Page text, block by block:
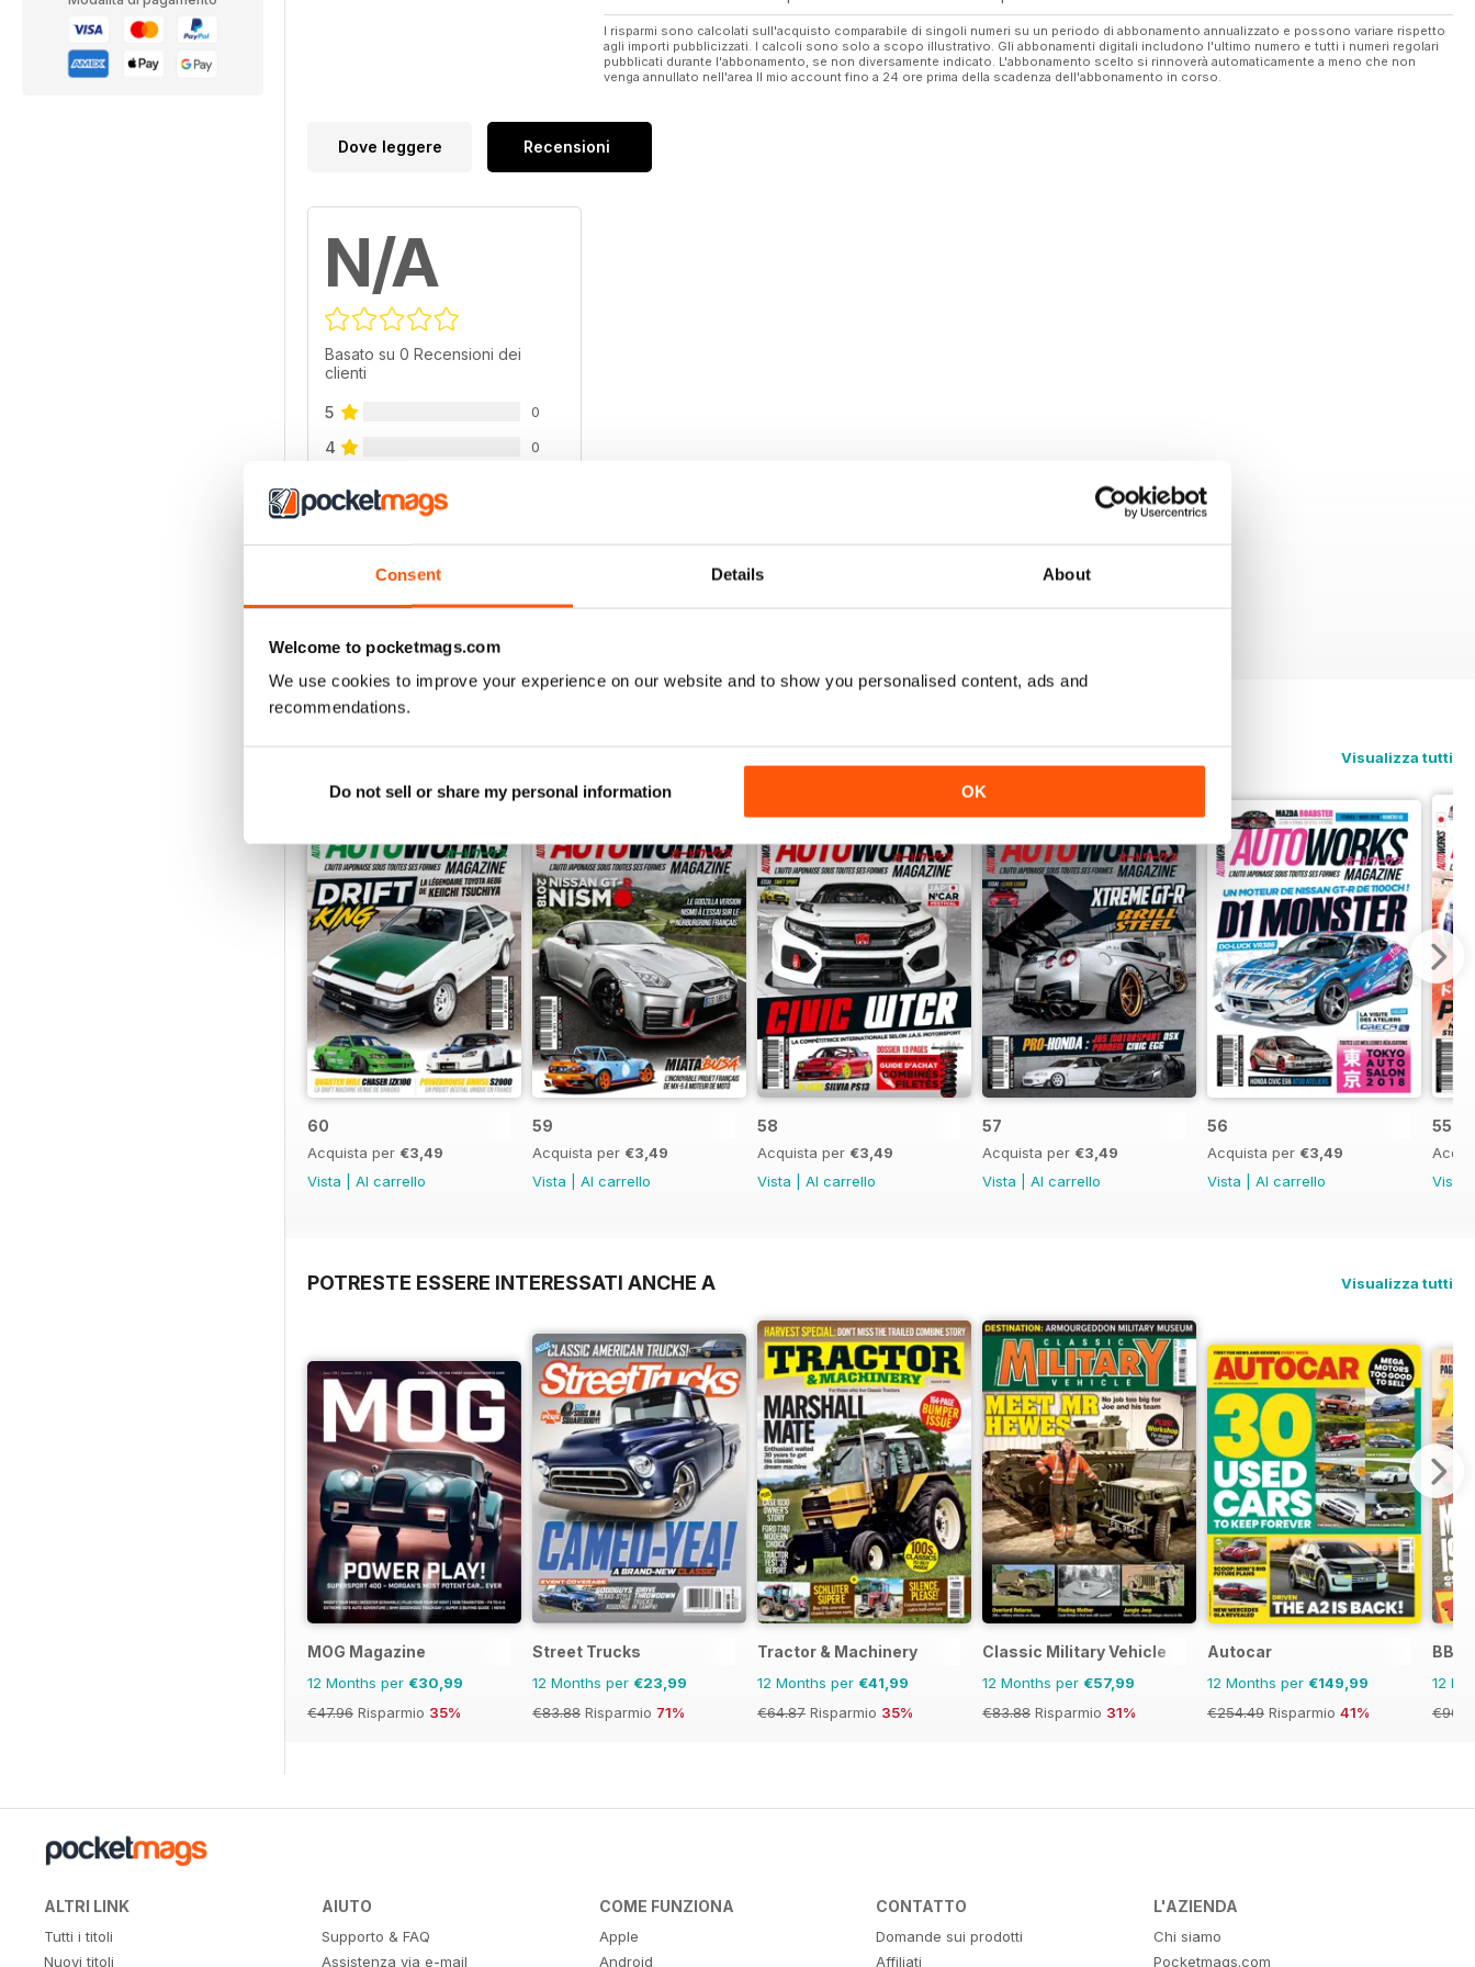
Consent Details About
Welcome to pocketmags.com
We use cookies to improve your experience on our website and to show you personalised content, ads and
recommendations.
Do not sell or share my personal information OK
I risparmi sono calcolati sull'acquisto comparabile di singoli numeri su un periodo di abbonamento annualizzato e possono variare rispetto
agli importi pubblicizzati. I calcoli sono solo a scopo illustrativo. Gli abbonamenti digitali includono l'ultimo numero e tutti i numeri regolari
pubblicati durante l'abbonamento, se non diversamente indicato. L'abbonamento scelto si rinnoverà automaticamente a meno che non
venga annullato nell'area Il mio account fino a 24 ore prima della scadenza dell'abbonamento in corso.
Dove leggere Recensioni
N/A
Basato su 0 Recensioni dei
clienti
5 0
4 0
Visualizza tutti
60
Acquista per €3,49
Vista
Al carrello
59
Acquista per €3,49
Vista
Al carrello
58
Acquista per €3,49
Vista
Al carrello
57
Acquista per €3,49
Vista
Al carrello
56
Acquista per €3,49
Vista
Al carrello
55
Vista
POTRESTE ESSERE INTERESSATI ANCHE A Visualizza tutti
MOG Magazine
12 Months per €30,99
€47.96 Risparmio 35%
Street Trucks
12 Months per €23,99
€83.88 Risparmio 71%
Tractor & Machinery
12 Months per €41,99
€64.87 Risparmio 35%
Classic Military Vehicle
12 Months per €57,99
€83.88 Risparmio 31%
Autocar
12 Months per €149,99
€254.49 Risparmio 41%
BBC
12
ALTRI LINK
Tutti i titoli
Nuovi titoli
AIUTO
Supporto & FAQ
Assistenza via e-mail
COME FUNZIONA
Apple
Android
CONTATTO
Domande sui prodotti
Affiliati
L'AZIENDA
Chi siamo
Pocketmags.com